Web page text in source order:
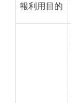
報利用目的